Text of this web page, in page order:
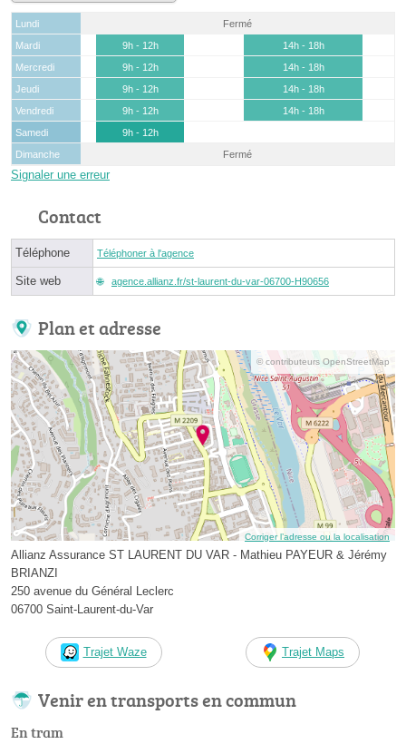
Lundi
Fermé
Mardi
9h - 12h
14h - 18h
Mercredi
9h - 12h
14h - 18h
Jeudi
9h - 12h
14h - 18h
Vendredi
9h - 12h
14h - 18h
Samedi
9h - 12h
Dimanche
Fermé
Signaler une erreur
Contact
Téléphone Téléphoner à l'agence
Site web agence.allianz.fr/st-laurent-du-var-06700-H90656
Plan et adresse
© contributeurs OpenStreetMap
Corriger l’adresse ou la localisation
Allianz Assurance ST LAURENT DU VAR - Mathieu PAYEUR & Jérémy
BRIANZI
250 avenue du Général Leclerc
06700 Saint-Laurent-du-Var
Trajet Waze Trajet Maps
Venir en transports en commun
En tram